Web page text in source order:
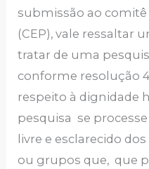
submissão ao comitê
(CEP), vale ressaltar
tratar de uma
conforme resolução
respeito à dignidade
pesquisa se
livre e esclarecido
ou grupos que, que